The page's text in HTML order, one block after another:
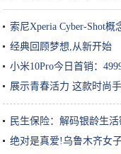
索尼Xperia Cyber-Shot
经典回顾梦想,从新开始
小米10Pro今日首销：
展示青春活力 这款时尚
民生保险：解码银龄生
绝对是真爱!乌鲁木齐女